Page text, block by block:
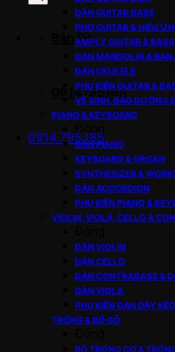
Bản Đồ
0914795185
0914.795.185
ĐÀN GUITAR BASS
PHƠ GUITAR & HIỆU
AMPLY GUITAR & BASS
ĐÀN MANDOLIN &
ĐÀN UKULELE
PHỤ KIỆN GUITAR &
VỆ SINH, BẢO DƯỠNG
PIANO & KEYBOARD
ĐÀN PIANO
KEYBOARD & ORGAN
SYNTHESIZER &
ĐÀN ACCORDION
PHỤ KIỆN PIANO &
VIOLIN, VIOLA, CELLO &
ĐÀN VIOLIN
ĐÀN CELLO
ĐÀN CONTRABASS &
ĐÀN VIOLA
PHỤ KIỆN ĐÀN DÂY KÉO
TRỐNG & BỘ GÕ
BỘ TRỐNG CƠ &